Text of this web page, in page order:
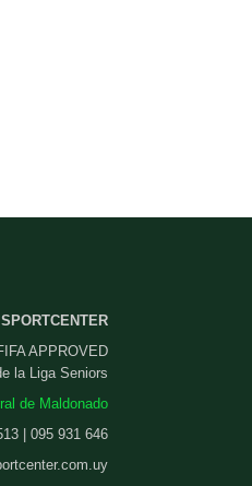
APPROVED
la Liga Seniors
de Maldonado
| 095 931 646